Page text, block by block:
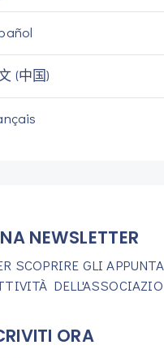
(中国)
NEWSLETTER
SCOPRIRE GLI
ORA